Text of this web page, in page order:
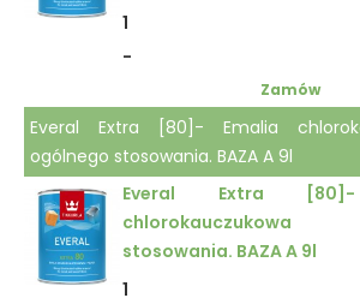
1
-
Zamów
Everal Extra [80]- Emalia
ogólnego stosowania. BAZA A 9l
Everal Extra
chlorokauczukowa
stosowania. BAZA A 9l
1